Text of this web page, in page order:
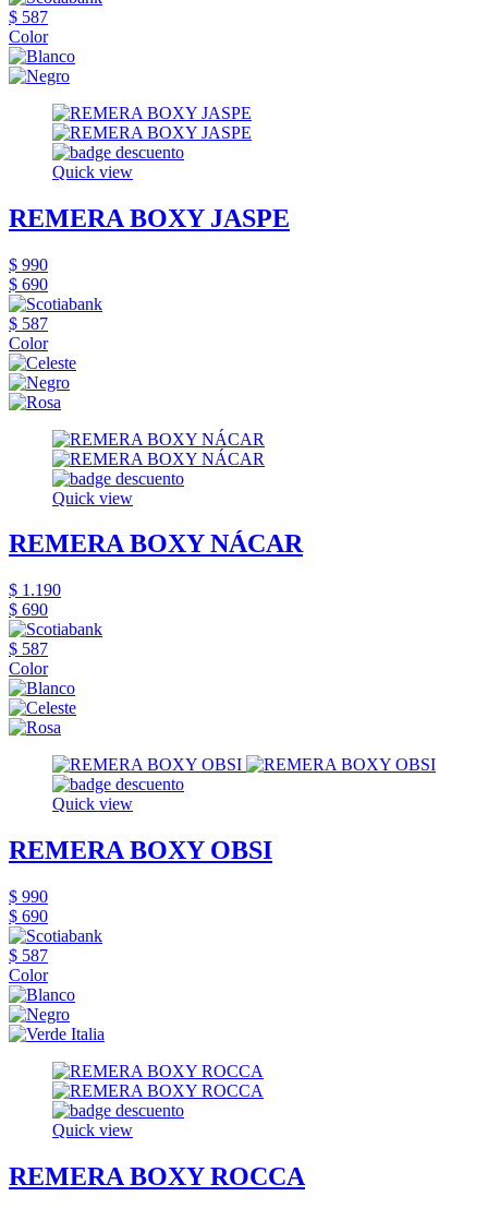
$ 587
Color
Quick view
REMERA BOXY JASPE
$ 990
$ 690
$ 587
Color
Quick view
REMERA BOXY NÁCAR
$ 1.190
$ 690
$ 587
Color
Quick view
REMERA BOXY OBSI
$ 990
$ 690
$ 587
Color
Quick view
REMERA BOXY ROCCA